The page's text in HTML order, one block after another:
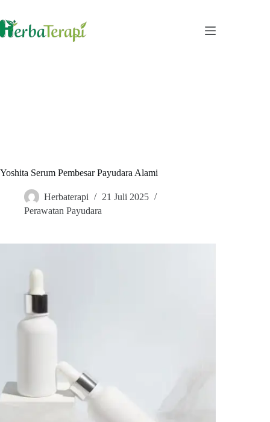
content
Yoshita Serum Pembesar Payudara Alami
Herbaterapi
21 Juli 2025
Perawatan Payudara